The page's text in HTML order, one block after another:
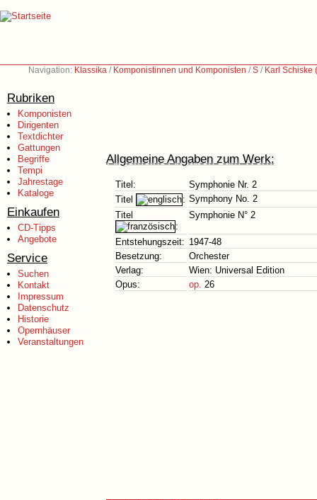
Navigation: Klassika / Komponistinnen und Komponisten /S / Karl Schiske
Rubriken
Komponisten
Dirigenten
Textdichter
Gattungen
Begriffe
Tempi
Jahrestage
Kataloge
Einkaufen
CD-Tipps
Angebote
Service
Suchen
Kontakt
Impressum
Datenschutz
Historie
Opernhäuser
Veranstaltungen
Allgemeine Angaben zum Werk:
Titel:
Symphonie Nr. 2
Titel
: Symphony No. 2
Titel
:
Symphonie N° 2
Entstehungszeit: 1947-48
Besetzung:
Orchester
Verlag:
Wien: Universal Edition
Opus:
op. 26